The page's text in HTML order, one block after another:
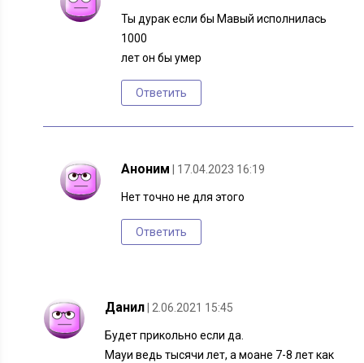
Ты дурак если бы Мавый исполнилась
1000
лет он бы умер
Ответить
Аноним | 17.04.2023 16:19
Нет точно не для этого
Ответить
Данил | 2.06.2021 15:45
Будет прикольно если да.
Мауи ведь тысячи лет, а моане 7-8 лет как